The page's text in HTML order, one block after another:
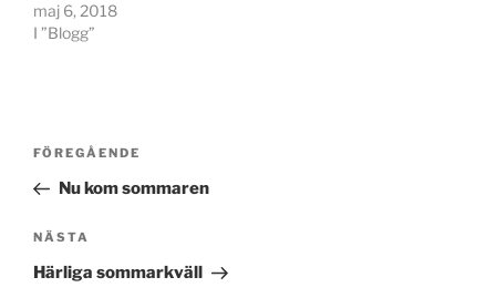
maj 6, 2018
I ”Blogg”
Inläggsnavigering
Föregående
inlägg
FÖREGÅENDE
Nu kom sommaren
Nästa
inlägg
NÄSTA
Härliga sommarkväll